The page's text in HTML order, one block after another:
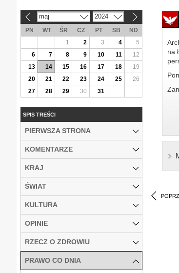
na
maj 2024
PN WT ŚR CZ PT SB
ND
1
2 3 4
5
6
7 8 9 10 11
12
13
14 15 16 17 18
19
20
21 22 23 24 25
26
27
28 29 30 31
SPIS TREŚCI
PIERWSZA STRONA
KOMENTARZE
KRAJ
ŚWIAT
KULTURA
OPINIE
RZECZ O ZDROWIU
PRAWO CO DNIA